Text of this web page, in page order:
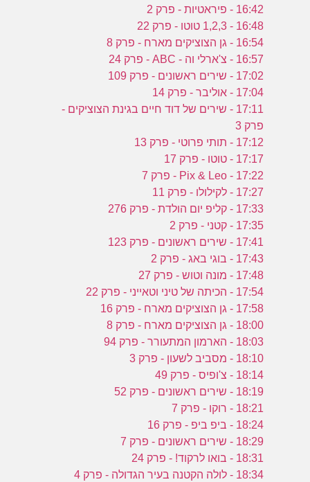
16:42 - פיראטיות - פרק 2
16:48 - 1,2,3 טוטו - פרק 22
16:54 - גן הצוציקים מארח - פרק 8
16:57 - צ'ארלי וה - ABC - פרק 24
17:02 - שירים ראשונים - פרק 109
17:04 - אוליבר - פרק 14
17:11 - שירים של דוד חיים בגינת הצוציקים -
פרק 3
17:12 - תותי פרוטי - פרק 13
17:17 - טוטו - פרק 17
17:22 - Pix & Leo - פרק 7
17:27 - לקילולו - פרק 11
17:33 - קליפ יום הולדת - פרק 276
17:35 - קטני - פרק 2
17:41 - שירים ראשונים - פרק 123
17:43 - בוגי באג - פרק 2
17:48 - מונה וטוש - פרק 27
17:54 - הכיתה של טיני וטאייני - פרק 22
17:58 - גן הצוציקים מארח - פרק 16
18:00 - גן הצוציקים מארח - פרק 8
18:03 - הארמון המתעורר - פרק 94
18:10 - מסביב לשעון - פרק 3
18:14 - צ'ופיס - פרק 49
18:19 - שירים ראשונים - פרק 52
18:21 - רוקו - פרק 7
18:24 - ביפ ביפ - פרק 16
18:29 - שירים ראשונים - פרק 7
18:31 - בואו לרקוד! - פרק 24
18:34 - לולה הקטנה בעיר הגדולה - פרק 4